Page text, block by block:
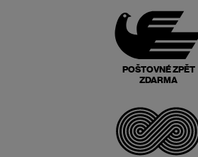
POŠTOVNÉ ZPĚT
ZDARMA